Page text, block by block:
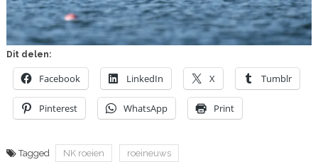
Dit delen:
Facebook LinkedIn X Tumblr
Pinterest WhatsApp Print
Tagged NK roeien roeineuws